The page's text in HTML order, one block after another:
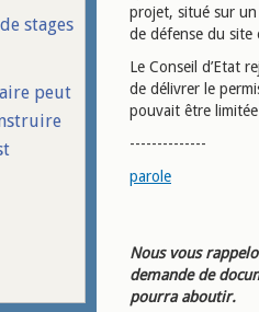
stages
peut
projet, situé sur
de défense du site
Le Conseil d’Etat
de délivrer le
pouvait être
--------------
parole
Nous vous
demande de
pourra aboutir.